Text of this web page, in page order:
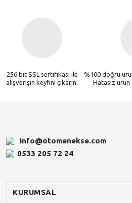
256 bit SSL sertifikası ile
alışverişin keyfini çıkarın.
%100 doğru
Hatasız
info@otomenekse.com
0533 205 72 24
KURUMSAL